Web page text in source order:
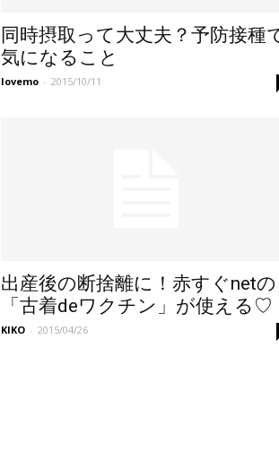
同時摂取って大丈夫？予防接種
気になること
lovemo - 2015/10/11
出産後の断捨離に！赤すぐnetの
「古着deワクチン」が使える♡
KIKO - 2015/04/26